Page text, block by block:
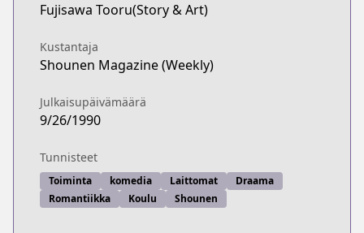
Fujisawa Tooru(Story & Art)
Kustantaja
Shounen Magazine (Weekly)
Julkaisupäivämäärä
9/26/1990
Tunnisteet
Toiminta komedia Laittomat
Draama
Romantiikka
Koulu Shounen